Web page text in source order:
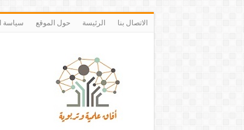
الاتصال بنا الرئيسة حول الموقع سياسة